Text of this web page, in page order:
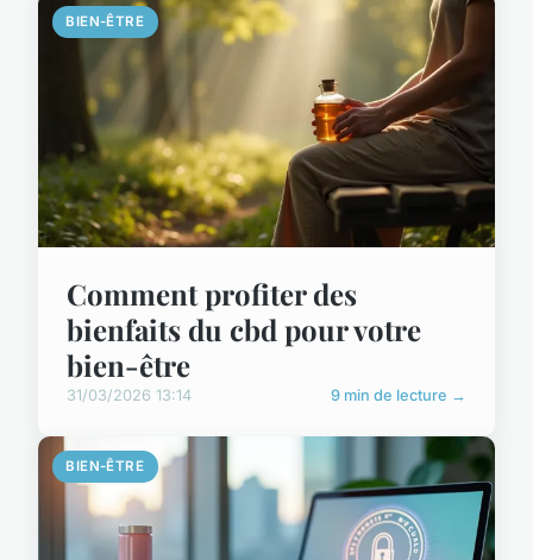
BIEN-ÊTRE
Comment profiter des
bienfaits du cbd pour votre
bien-être
31/03/2026 13:14 9 min de lecture →
BIEN-ÊTRE